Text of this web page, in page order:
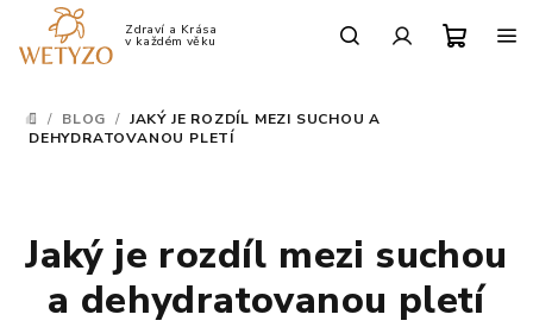
obsah
DOMŮ
/ BLOG / JAKÝ JE ROZDÍL MEZI SUCHOU A
DEHYDRATOVANOU PLETÍ
Jaký je rozdíl mezi suchou
a dehydratovanou pletí